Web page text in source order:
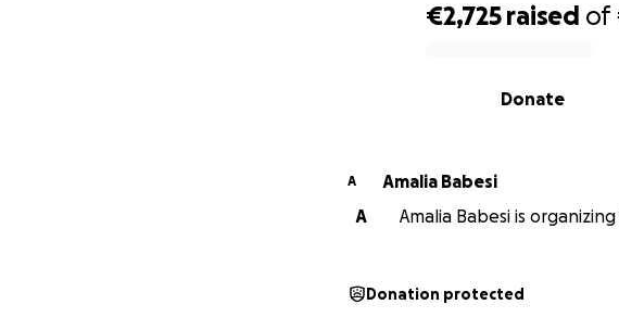
€2,725 raised of
Donate
A
Amalia Babesi
A
Amalia Babesi is
Donation protected